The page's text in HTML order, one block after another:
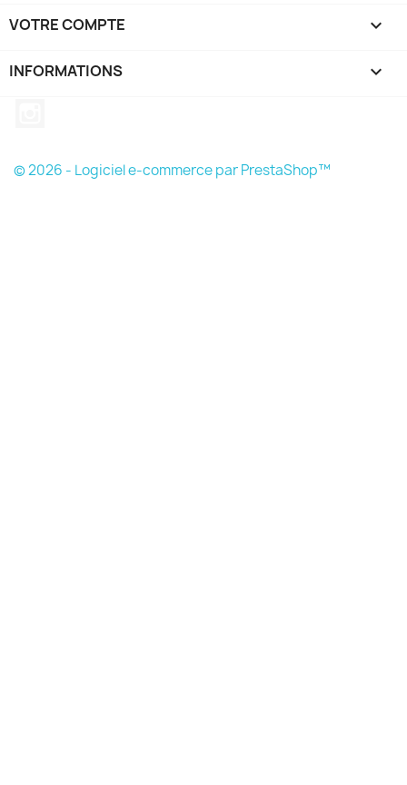
VOTRE COMPTE 
INFORMATIONS keyboard_arrow_down
© 2026 - Logiciel e-commerce par PrestaShop™